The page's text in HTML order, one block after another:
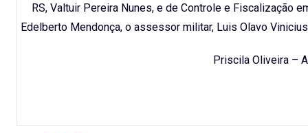
RS, Valtuir Pereira Nunes, e de Controle e Fiscalização
Edelberto Mendonça, o assessor militar, Luis Olavo
Priscila Oliveira –